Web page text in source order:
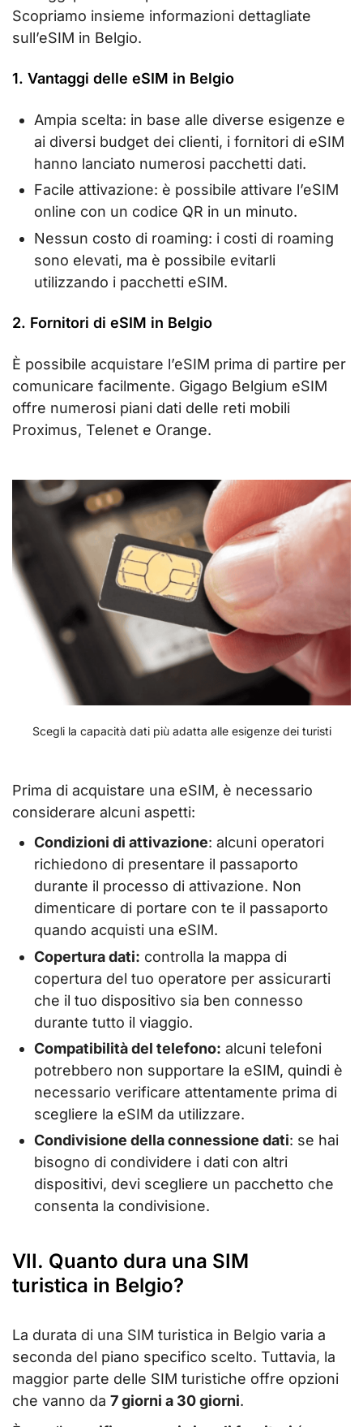
Scopriamo insieme informazioni dettagliate
sull’eSIM in Belgio.
1. Vantaggi delle eSIM in Belgio
Ampia scelta: in base alle diverse esigenze e
ai diversi budget dei clienti, i fornitori di eSIM
hanno lanciato numerosi pacchetti dati.
Facile attivazione: è possibile attivare l’eSIM
online con un codice QR in un minuto.
Nessun costo di roaming: i costi di roaming
sono elevati, ma è possibile evitarli
utilizzando i pacchetti eSIM.
2. Fornitori di eSIM in Belgio
È possibile acquistare l’eSIM prima di partire per
comunicare facilmente. Gigago Belgium eSIM
offre numerosi piani dati delle reti mobili
Proximus, Telenet e Orange.
Scegli la capacità dati più adatta alle esigenze dei turisti
Prima di acquistare una eSIM, è necessario
considerare alcuni aspetti:
Condizioni di attivazione: alcuni operatori
richiedono di presentare il passaporto
durante il processo di attivazione. Non
dimenticare di portare con te il passaporto
quando acquisti una eSIM.
Copertura dati: controlla la mappa di
copertura del tuo operatore per assicurarti
che il tuo dispositivo sia ben connesso
durante tutto il viaggio.
Compatibilità del telefono: alcuni telefoni
potrebbero non supportare la eSIM, quindi è
necessario verificare attentamente prima di
scegliere la eSIM da utilizzare.
Condivisione della connessione dati: se hai
bisogno di condividere i dati con altri
dispositivi, devi scegliere un pacchetto che
consenta la condivisione.
VII. Quanto dura una SIM
turistica in Belgio?
La durata di una SIM turistica in Belgio varia a
seconda del piano specifico scelto. Tuttavia, la
maggior parte delle SIM turistiche offre opzioni
che vanno da 7 giorni a 30 giorni.